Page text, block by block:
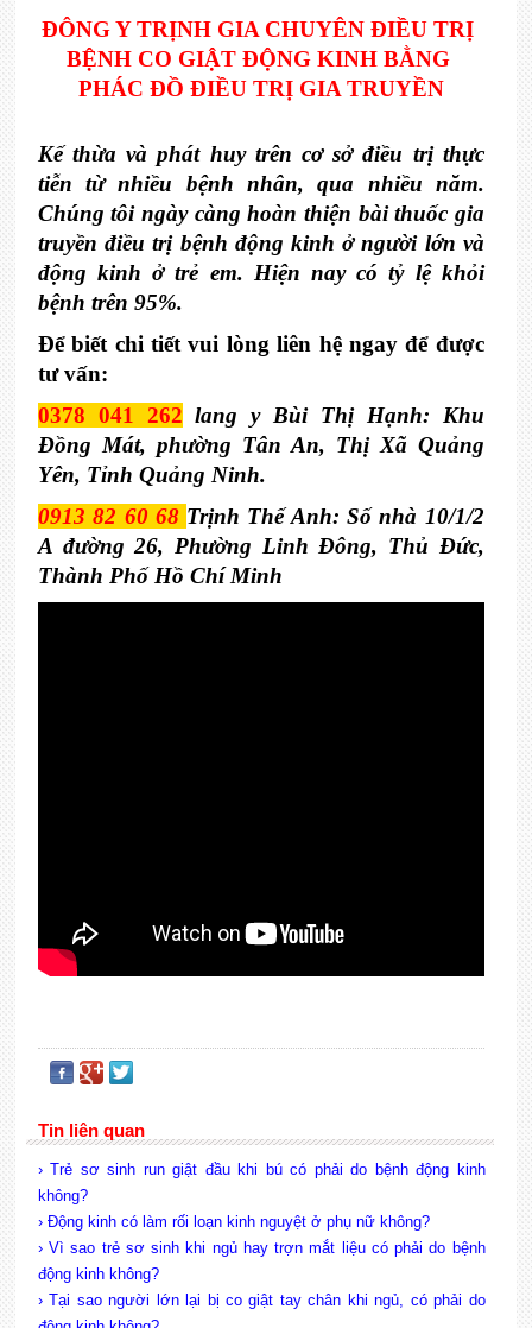
ĐÔNG Y TRỊNH GIA CHUYÊN ĐIỀU TRỊ
BỆNH CO GIẬT ĐỘNG KINH BẰNG
PHÁC ĐỒ ĐIỀU TRỊ GIA TRUYỀN
Kế thừa và phát huy trên cơ sở điều trị thực
tiễn từ nhiều bệnh nhân, qua nhiều năm.
Chúng tôi ngày càng hoàn thiện bài thuốc gia
truyền điều trị bệnh động kinh ở người lớn và
động kinh ở trẻ em. Hiện nay có tỷ lệ khỏi
bệnh trên 95%.
Để biết chi tiết vui lòng liên hệ ngay để được
tư vấn:
0378 041 262 lang y Bùi Thị Hạnh: Khu
Đồng Mát, phường Tân An, Thị Xã Quảng
Yên, Tỉnh Quảng Ninh.
0913 82 60 68 Trịnh Thế Anh: Số nhà 10/1/2
A đường 26, Phường Linh Đông, Thủ Đức,
Thành Phố Hồ Chí Minh
Tin liên quan
› Trẻ sơ sinh run giật đầu khi bú có phải do bệnh động kinh
không?
› Động kinh có làm rối loạn kinh nguyệt ở phụ nữ không?
› Vì sao trẻ sơ sinh khi ngủ hay trợn mắt liệu có phải do bệnh
động kinh không?
› Tại sao người lớn lại bị co giật tay chân khi ngủ, có phải do